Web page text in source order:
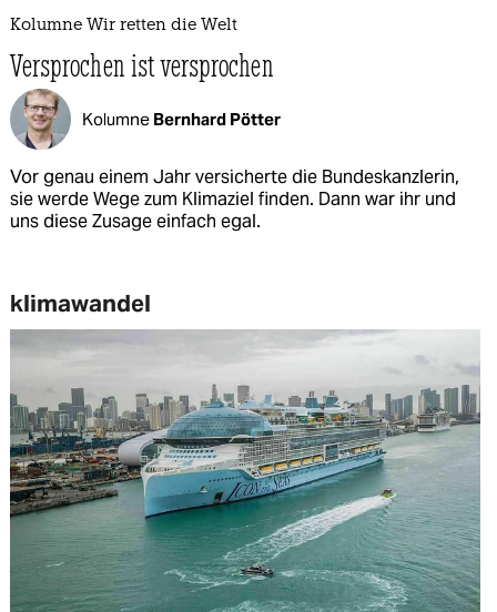
Kolumne Wir retten die Welt
Versprochen ist versprochen
Kolumne Bernhard Pötter
Vor genau einem Jahr versicherte die Bundeskanzlerin,
sie werde Wege zum Klimaziel finden. Dann war ihr und
uns diese Zusage einfach egal.
klimawandel